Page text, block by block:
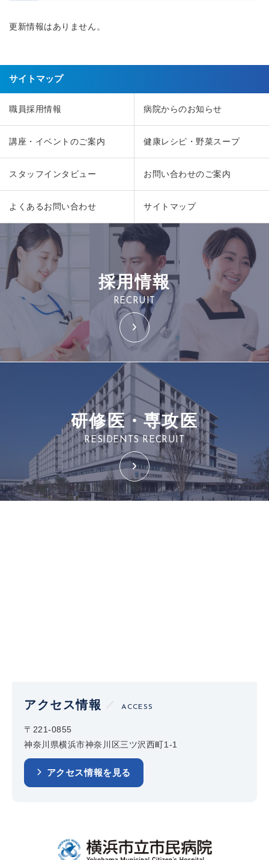
更新情報はありません。
サイトマップ
職員採用情報 病院からのお知らせ
講座・イベントのご案内 健康レシピ・野菜スープ
スタッフインタビュー お問い合わせのご案内
よくあるお問い合わせ サイトマップ
採用情報
RECRUIT
研修医・専攻医
RESIDENTS RECRUIT
アクセス情報 ACCESS
〒221-0855
神奈川県横浜市神奈川区三ツ沢西町1-1
アクセス情報を見る